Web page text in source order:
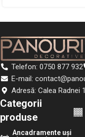
Telefon: 0750 877 932
E-mail:
Adresă: Calea Radnei
Categorii
produse
Ancadramente uși